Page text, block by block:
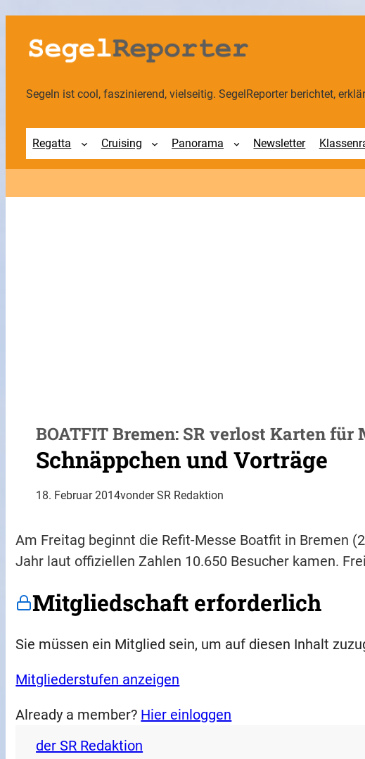
Zum
Inhalt
springen
Segeln ist cool, faszinierend, vielseitig. SegelReporter berichtet,
Regatta Cruising Panorama Newsletter
BOATFIT Bremen: SR verlost Karten
Schnäppchen und Vorträge
18. Februar 2014vonder SR Redaktion
Am Freitag beginnt die Refit-Messe Boatfit in Bremen
Jahr laut offiziellen Zahlen 10.650 Besucher kamen.
Mitgliedschaft erforderlich
Sie müssen ein Mitglied sein, um auf diesen Inhalt
Mitgliederstufen anzeigen
Already a member? Hier einloggen
der SR Redaktion